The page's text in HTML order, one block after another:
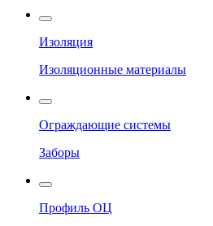
Изоляция
Изоляционные материалы
Ограждающие системы
Заборы
Профиль ОЦ